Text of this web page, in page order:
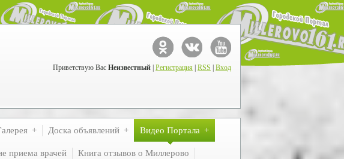
Приветствую Вас Неизвестный Регистрация RSS Вход
Доска объявлений Видео Портала
приема врачей Книга отзывов о Миллерово